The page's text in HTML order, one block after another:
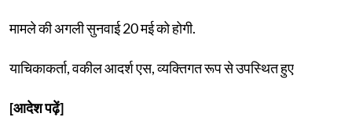
मामले की अगली सुनवाई 20 मई को होगी.
याचिकाकर्ता, वकील आदर्श एस, व्यक्तिगत रूप से उपस्थित हुए
[आदेश पढ़ें]